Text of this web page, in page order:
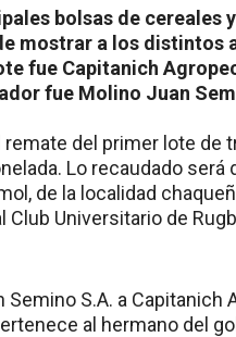
bolsas de cereales
mostrar a los distintos
fue Capitanich
fue Molino Juan
remate del primer lote de
Lo recaudado será
de la localidad
Universitario de
S.A. a Capitanich
al hermano del